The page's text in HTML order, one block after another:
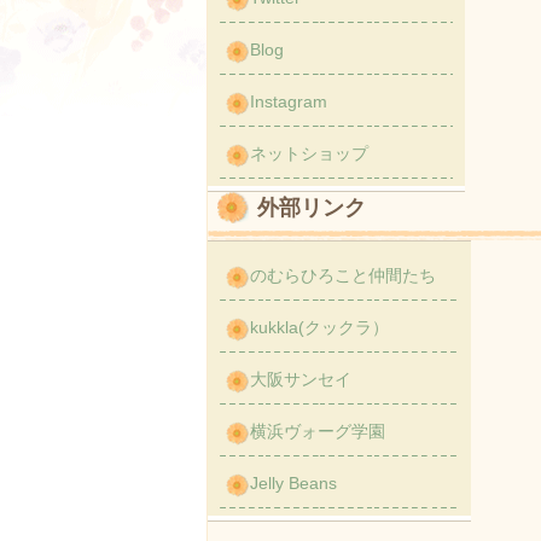
Blog
Instagram
ネットショップ
外部リンク
のむらひろこと仲間たち
kukkla(クックラ）
大阪サンセイ
横浜ヴォーグ学園
Jelly Beans